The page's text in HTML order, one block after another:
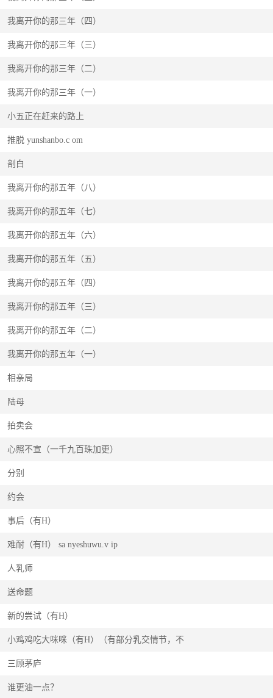
谁更油一点？
三顾茅庐
小鸡鸡吃大咪咪（有H）（有部分乳交情节，不
新的尝试（有H）
送命题
人乳师
难耐（有H） sa nyeshuwu.v ip
事后（有H）
约会
分别
心照不宣（一千九百珠加更）
拍卖会
陆母
相亲局
我离开你的那五年（一）
我离开你的那五年（二）
我离开你的那五年（三）
我离开你的那五年（四）
我离开你的那五年（五）
我离开你的那五年（六）
我离开你的那五年（七）
我离开你的那五年（八）
剖白
推脱 yunshanbo.c om
小五正在赶来的路上
我离开你的那三年（一）
我离开你的那三年（二）
我离开你的那三年（三）
我离开你的那三年（四）